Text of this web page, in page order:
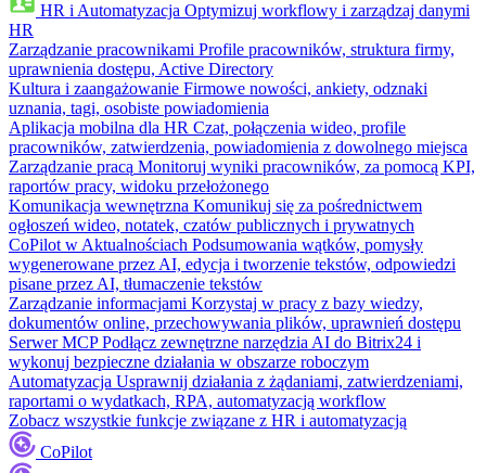
HR i Automatyzacja Optymizuj workflowy i zarządzaj danymi
HR
Zarządzanie pracownikami Profile pracowników, struktura firmy,
uprawnienia dostępu, Active Directory
Kultura i zaangażowanie Firmowe nowości, ankiety, odznaki
uznania, tagi, osobiste powiadomienia
Aplikacja mobilna dla HR Czat, połączenia wideo, profile
pracowników, zatwierdzenia, powiadomienia z dowolnego miejsca
Zarządzanie pracą Monitoruj wyniki pracowników, za pomocą KPI,
raportów pracy, widoku przełożonego
Komunikacja wewnętrzna Komunikuj się za pośrednictwem
ogłoszeń wideo, notatek, czatów publicznych i prywatnych
CoPilot w Aktualnościach Podsumowania wątków, pomysły
wygenerowane przez AI, edycja i tworzenie tekstów, odpowiedzi
pisane przez AI, tłumaczenie tekstów
Zarządzanie informacjami Korzystaj w pracy z bazy wiedzy,
dokumentów online, przechowywania plików, uprawnień dostępu
Serwer MCP Podłącz zewnętrzne narzędzia AI do Bitrix24 i
wykonuj bezpieczne działania w obszarze roboczym
Automatyzacja Usprawnij działania z żądaniami, zatwierdzeniami,
raportami o wydatkach, RPA, automatyzacją workflow
Zobacz wszystkie funkcje związane z HR i automatyzacją
CoPilot